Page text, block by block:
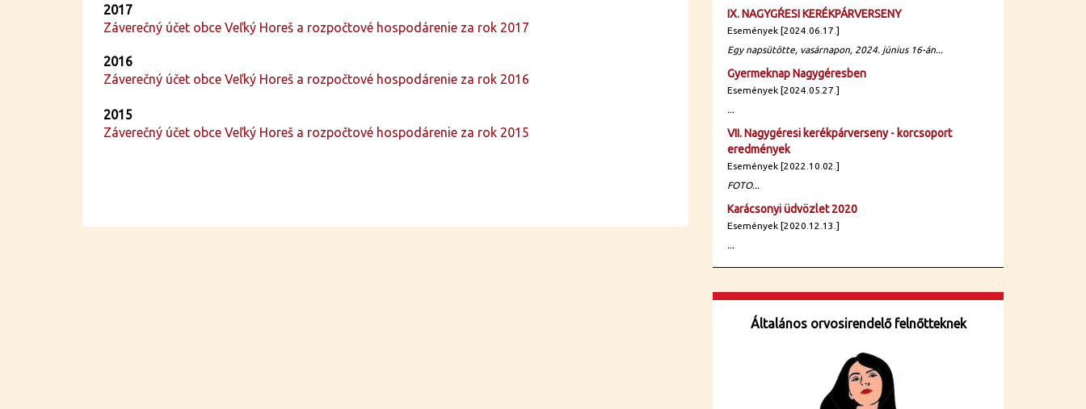
2017
Záverečný účet obce Veľký Horeš a rozpočtové hospodárenie za rok 2017
2016
Záverečný účet obce Veľký Horeš a rozpočtové hospodárenie za rok 2016
2015
Záverečný účet obce Veľký Horeš a rozpočtové hospodárenie za rok 2015
IX. NAGYGŔESI KERÉKPÁRVERSENY
Események [2024.06.17.]
Egy napsütötte, vasárnapon, 2024. június 16-án...
Gyermeknap Nagygéresben
Események [2024.05.27.]
...
VII. Nagygéresi kerékpárverseny - korcsoport
eredmények
Események [2022.10.02.]
FOTO...
Karácsonyi üdvözlet 2020
Események [2020.12.13.]
...
Általános orvosirendelő felnőtteknek